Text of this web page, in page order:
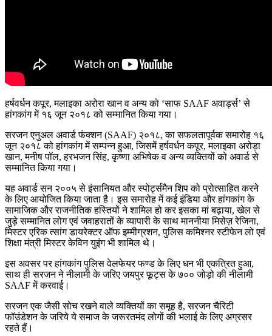
हर्षवर्धन कपूर, मलाइका अरोरा खान व अन्य को ‘साफ SAAF अवार्ड्स’ से
हांगकांग में १६ जून २०१८ को सम्मानित किया गया।
सरजन एनुअल अवार्ड फंक्शन (SAAF) २०१८, का सफलतापूर्वक समारोह १६
जून २०१८ को हांगकांग में सम्पन्न हुआ, जिसमें हर्षवर्धन कपूर, मलाइका अरोड़ा
खान, मनीष पॉल, हरभजन सिंह, कृष्णा अभिषेक व अन्य व्यक्तियों को अवार्ड से
सम्मानित किया गया।
यह अवार्ड सन २००५ से इंसानियत और स्पोर्ट्समैन शिप को प्रोत्साहित करने
के लिए आयोजित किया जाता है। इस समारोह में कई इंडिया और हांगकांग के
सामाजिक और राजनीतिक हस्तियों ने शामिल हो कर इसका मां बढ़ाया, खेल से
जुड़े सम्मानित लोग एवं जवाहरातों के व्यापारी के साथ माननीया मिसेज़ रेजिना,
मिस्टर एरिक त्सांग डायरेक्टर ऑफ इम्मीग्रशन, पुलिस कमिश्नर स्टीफेन लो एवं
शिक्षा मंत्री मिस्टर केविन युइंग भी शामिल थे।
इस अवसर पर हांगकांग पुलिस वेलफेयर फण्ड के लिए धन भी एकत्रित हुआ,
साथ ही सरजन ने नीलामी के जरिए जयपुर फूट्स के ७०० जोड़ो की नीलामी
SAAF में करवाई।
सरजन एक जैसी सोच रखने वाले व्यक्तियों का समूह है, सरजन चैरिटी
फॉउंडेशन के जरिये ये समाज के जरूरतमंद लोगों की भलाई के लिए अग्रसर
रहते हैं।